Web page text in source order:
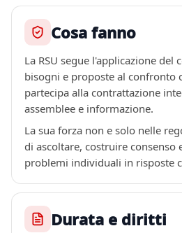
Cosa fanno
La RSU segue l'applicazione del
bisogni e proposte al confronto
partecipa alla contrattazione
assemblee e informazione.
La sua forza non e solo nelle
di ascoltare, costruire consenso
problemi individuali in risposte
Durata e diritti